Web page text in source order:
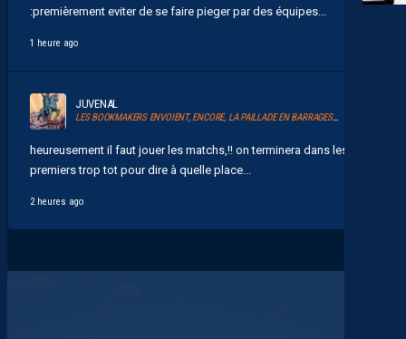
:premièrement eviter de se faire pieger par des équipes...
1 heure ago
JUVENAL
LES BOOKMAKERS ENVOIENT, ENCORE, LA PAILLADE EN BARRAGES D’ACCESSION À LA LIGUE 1
heureusement il faut jouer les matchs,!! on terminera dans les 10
premiers trop tot pour dire à quelle place...
2 heures ago